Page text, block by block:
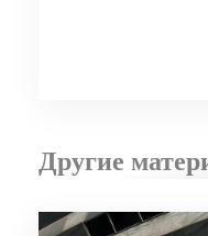
Другие